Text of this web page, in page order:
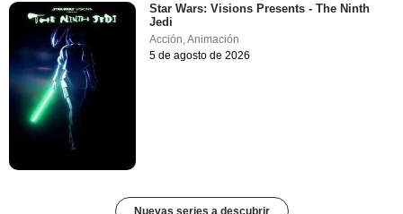
Star Wars: Visions Presents - The Ninth
Jedi
Acción,Animación
5 de agosto de 2026